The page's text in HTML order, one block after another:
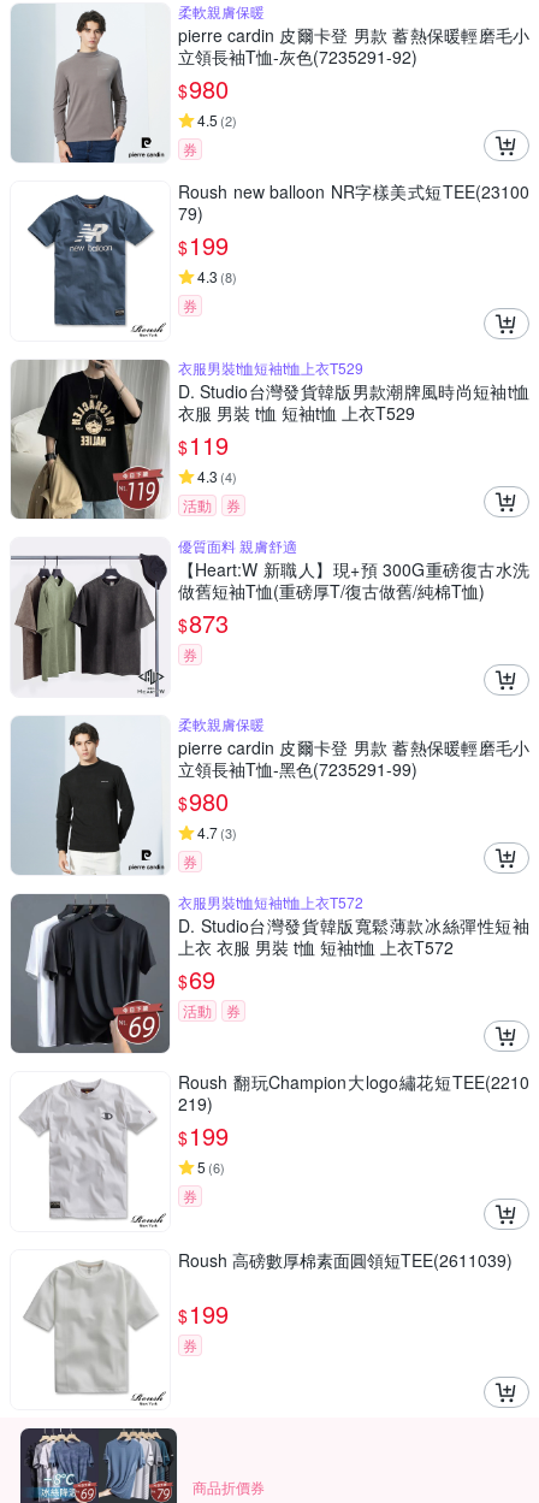
柔軟親膚保暖
pierre cardin 皮爾卡登 男款 蓄熱保暖輕磨毛小
立領長袖T恤-灰色(7235291-92)
$980
4.5 (2)
券
Roush new balloon NR字樣美式短TEE(23100
79)
$199
4.3 (8)
券
衣服男裝t恤短袖t恤上衣T529
D. Studio台灣發貨韓版男款潮牌風時尚短袖t恤
衣服 男裝 t恤 短袖t恤 上衣T529
$119
4.3 (4)
活動
券
優質面料 親膚舒適
【Heart:W 新職人】現+預 300G重磅復古水洗
做舊短袖T恤(重磅厚T/復古做舊/純棉T恤)
$873
券
柔軟親膚保暖
pierre cardin 皮爾卡登 男款 蓄熱保暖輕磨毛小
立領長袖T恤-黑色(7235291-99)
$980
4.7(3)
券
衣服男裝t恤短袖t恤上衣T572
D. Studio台灣發貨韓版寬鬆薄款冰絲彈性短袖
上衣 衣服 男裝 t恤 短袖t恤 上衣T572
$69
活動 券
Roush 翻玩Champion大logo繡花短TEE(2210
219)
$199
5 (6)
券
Roush 高磅數厚棉素面圓領短TEE(2611039)
$199
券
商品折價券